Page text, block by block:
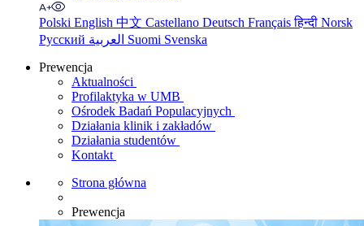
Polski English 中文 Castellano Deutsch Françaisहिन्दी Norsk
Русский
Suomi Svenska
Prewencja
Aktualności
Profilaktyka w UMB
Ośrodek Badań Populacyjnych
Działania klinik i zakładów
Działania studentów
Kontakt
Strona główna
Prewencja